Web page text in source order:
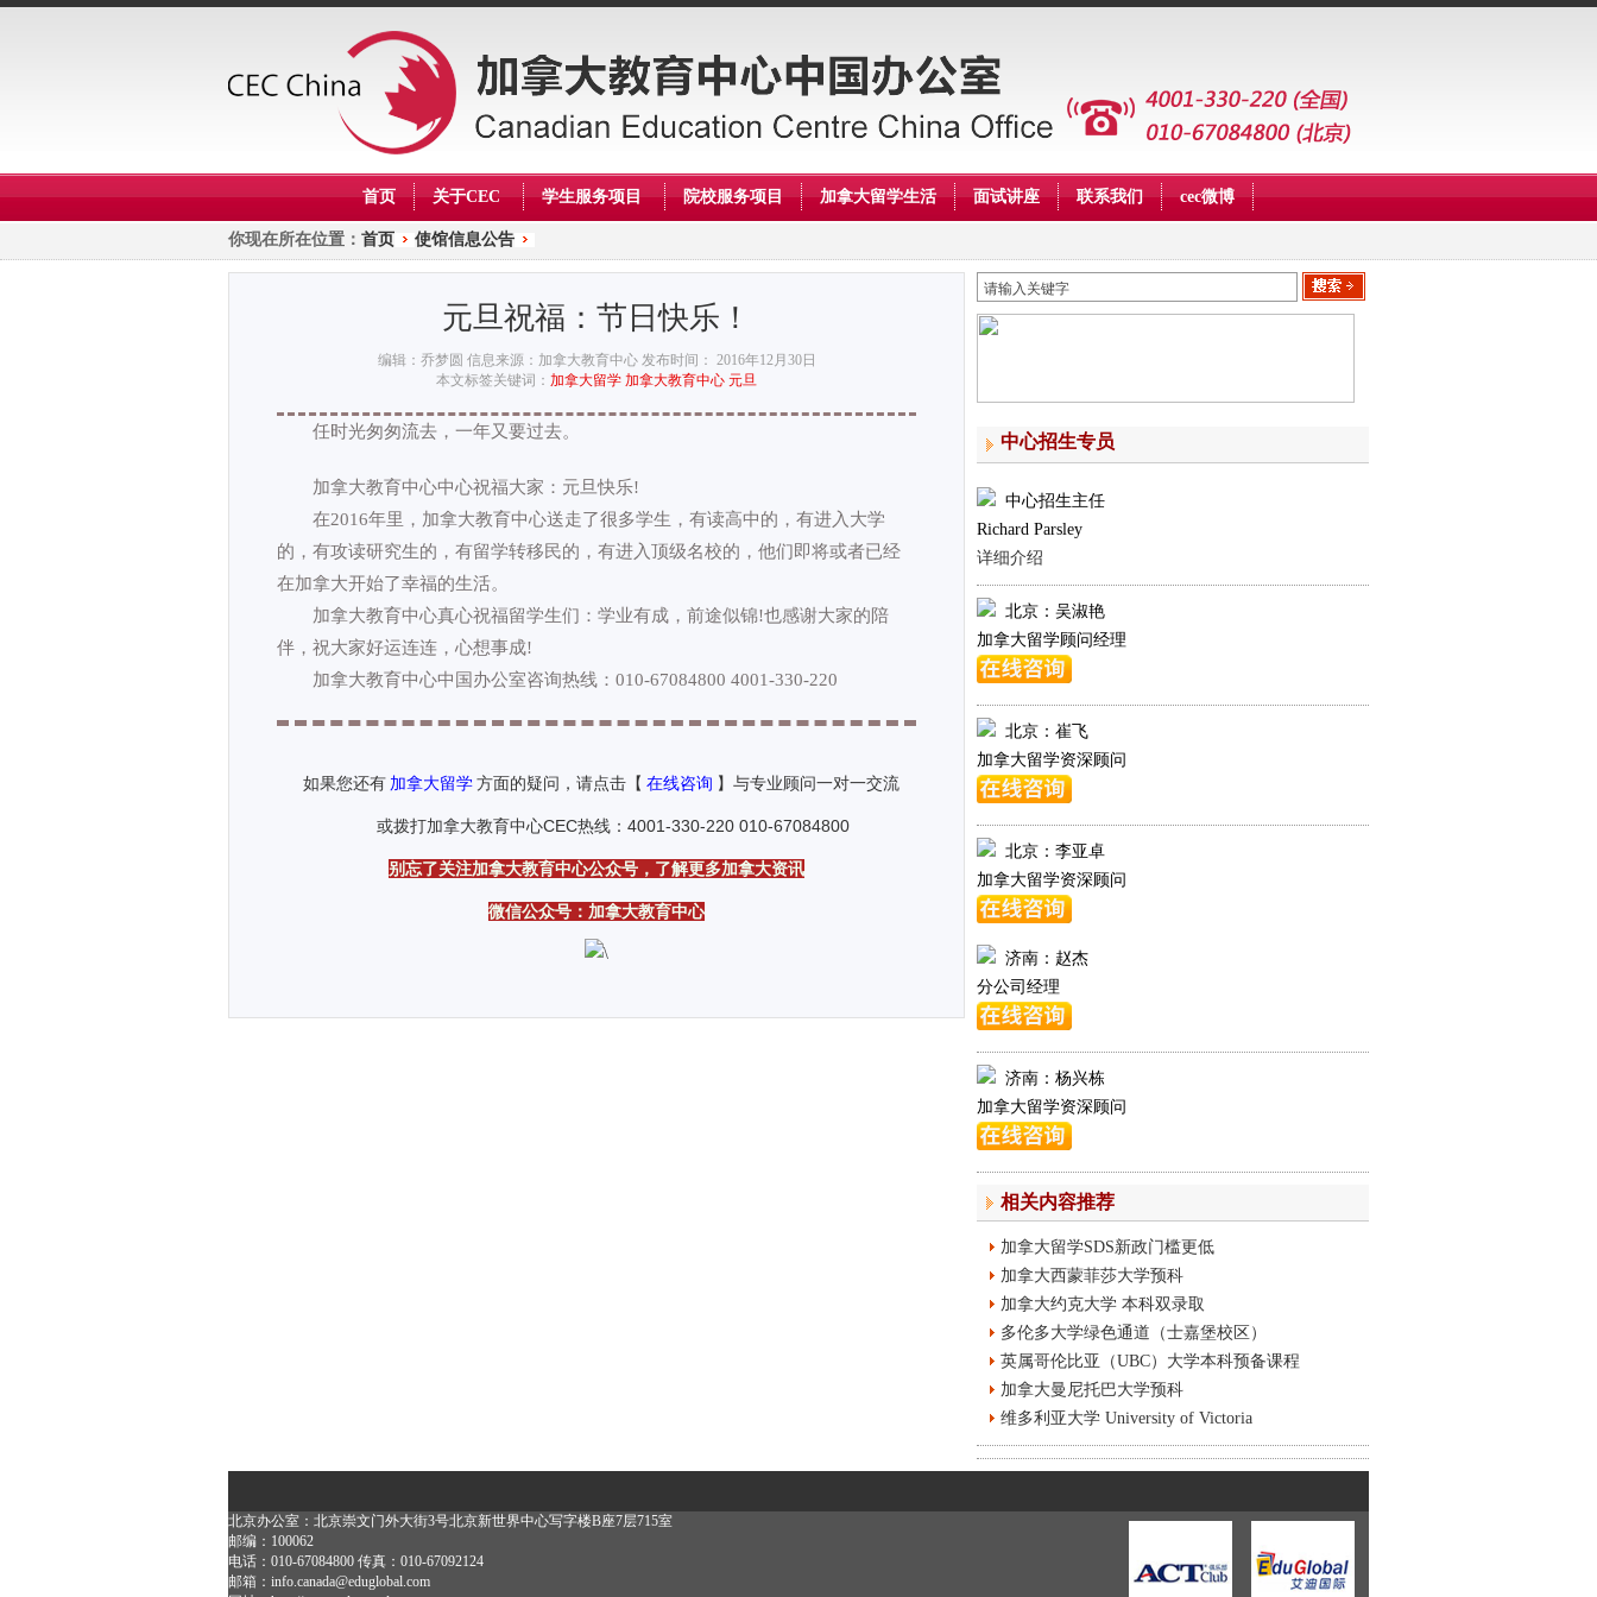
首页 关于CEC 学生服务项目 院校服务项目 加拿大留学生活 面试讲座 联系我们 cec微博
你现在所在位置： 首页 使馆信息公告
元旦祝福：节日快乐！
编辑：乔梦圆 信息来源：加拿大教育中心 发布时间： 2016年12月30日
本文标签关键词： 加拿大留学 加拿大教育中心 元旦
任时光匆匆流去，一年又要过去。
加拿大教育中心中心祝福大家：元旦快乐!
在2016年里，加拿大教育中心送走了很多学生，有读高中的，有进入大学
的，有攻读研究生的，有留学转移民的，有进入顶级名校的，他们即将或者已经
在加拿大开始了幸福的生活。
加拿大教育中心真心祝福留学生们：学业有成，前途似锦!也感谢大家的陪
伴，祝大家好运连连，心想事成!
加拿大教育中心中国办公室咨询热线：010-67084800 4001-330-220
如果您还有 加拿大留学方面的疑问，请点击【 在线咨询 】与专业顾问一对一交流
或拨打加拿大教育中心CEC热线：4001-330-220 010-67084800
别忘了关注加拿大教育中心公众号，了解更多加拿大资讯
微信公众号：加拿大教育中心
中心招生专员
中心招生主任
Richard Parsley
详细介绍
北京：吴淑艳
加拿大留学顾问经理
北京：崔飞
加拿大留学资深顾问
北京：李亚卓
加拿大留学资深顾问
济南：赵杰
分公司经理
济南：杨兴栋
加拿大留学资深顾问
相关内容推荐
加拿大留学SDS新政门槛更低
加拿大西蒙菲莎大学预科
加拿大约克大学 本科双录取
多伦多大学绿色通道（士嘉堡校区）
英属哥伦比亚（UBC）大学本科预备课程
加拿大曼尼托巴大学预科
维多利亚大学 University of Victoria
北京办公室：北京崇文门外大街3号北京新世界中心写字楼B座7层715室
邮编：100062
电话：010-67084800 传真：010-67092124
邮箱：info.canada@eduglobal.com